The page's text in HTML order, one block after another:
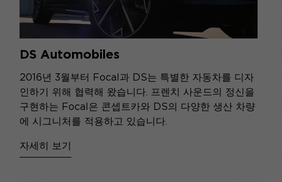
DS Automobiles
2016년 3월부터 Focal과 DS는 특별한 자동차를 디자
인하기 위해 협력해 왔습니다. 프렌치 사운드의 정신을
구현하는 Focal은 콘셉트카와 DS의 다양한 생산 차량
에 시그니처를 적용하고 있습니다.
자세히 보기